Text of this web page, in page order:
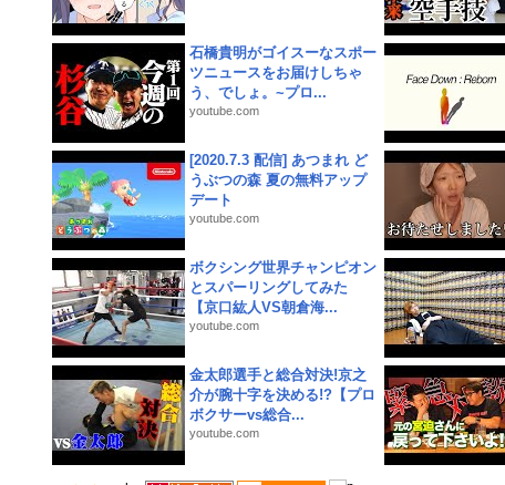
石橋貴明がゴイスーなスポー
ツニュースをお届けしちゃ
う、でしょ。~プロ...
youtube.com
[2020.7.3 配信] あつまれ ど
うぶつの森 夏の無料アップ
デート
youtube.com
ボクシング世界チャンピオン
とスパーリングしてみた
【京口紘人VS朝倉海...
youtube.com
金太郎選手と総合対決!京之
介が腕十字を決める!?【プロ
ボクサーvs総合...
youtube.com